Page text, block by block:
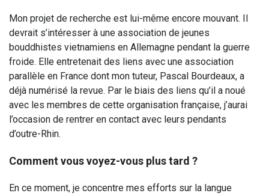
Mon projet de recherche est lui-même encore mouvant. Il
devrait s’intéresser à une association de jeunes
bouddhistes vietnamiens en Allemagne pendant la guerre
froide. Elle entretenait des liens avec une association
parallèle en France dont mon tuteur, Pascal Bourdeaux, a
déjà numérisé la revue. Par le biais des liens qu’il a noué
avec les membres de cette organisation française, j’aurai
l’occasion de rentrer en contact avec leurs pendants
d’outre-Rhin.
Comment vous voyez-vous plus tard ?
En ce moment, je concentre mes efforts sur la langue